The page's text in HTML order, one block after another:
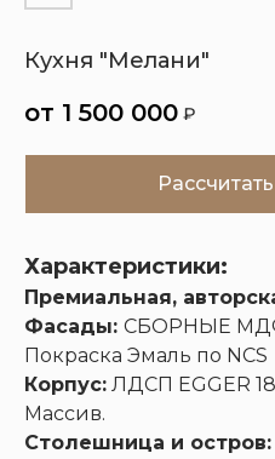
Кухни Шкафы
Кухня "Мелани"
1 500 000 ₽
Характеристики:
Премиальная,
Фасады: СБОРНЫЕ МДФ
Покраска Эмаль по NCS
Корпус: ЛДСП EGGER
Массив.
Столешница и остров: